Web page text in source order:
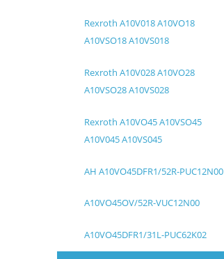
Rexroth A10V018 A10VO18
A10VSO18 A10VS018
Rexroth A10V028 A10VO28
A10VSO28 A10VS028
Rexroth A10VO45 A10VSO45
A10V045 A10VS045
AH A10VO45DFR1/52R-PUC12N00
A10VO45OV/52R-VUC12N00
A10VO45DFR1/31L-PUC62K02